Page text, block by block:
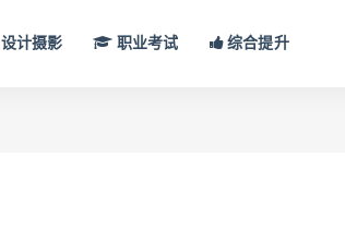
设计摄影 职业考试 综合提升